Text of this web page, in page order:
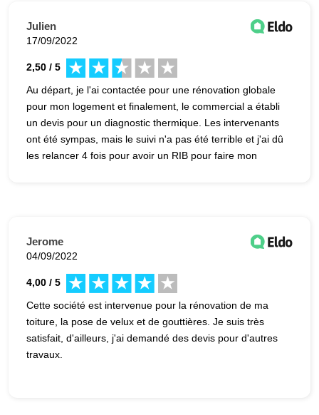
Julien
17/09/2022
2,50 / 5
Au départ, je l'ai contactée pour une rénovation globale
pour mon logement et finalement, le commercial a établi
un devis pour un diagnostic thermique. Les intervenants
ont été sympas, mais le suivi n'a pas été terrible et j'ai dû
les relancer 4 fois pour avoir un RIB pour faire mon
Jerome
04/09/2022
4,00 / 5
Cette société est intervenue pour la rénovation de ma
toiture, la pose de velux et de gouttières. Je suis très
satisfait, d'ailleurs, j'ai demandé des devis pour d'autres
travaux.